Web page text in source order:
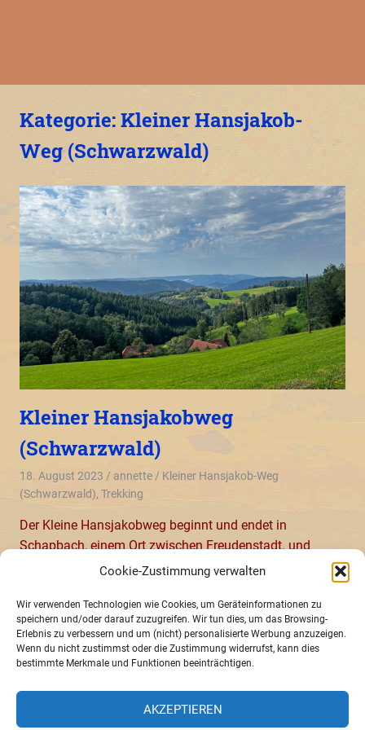
Cookie-Zustimmung verwalten
Wir verwenden Technologien wie Cookies, um Geräteinformationen zu
speichern und/oder darauf zuzugreifen. Wir tun dies, um das Browsing-
Erlebnis zu verbessern und um (nicht) personalisierte Werbung anzuzeigen.
Wenn du nicht zustimmst oder die Zustimmung widerrufst, kann dies
bestimmte Merkmale und Funktionen beeinträchtigen.
AKZEPTIEREN
Kategorie:Kleiner Hansjakob-
Weg (Schwarzwald)
Kleiner Hansjakobweg
(Schwarzwald)
18. August 2023 annette
Kleiner Hansjakob-Weg
(Schwarzwald), Trekking
Der Kleine Hansjakobweg beginnt und endet in
Schapbach, einem Ort zwischen Freudenstadt. und
Wolfach im mittleren Schwarzwald. Der 45 Kilometer
aussichtsreiche Höhen ist ideal für eine entspannte
Wochenendtour.
WEITERLESEN
Impressum»Datenschutzerklaerung»Cookie-Richtlinie (EU)